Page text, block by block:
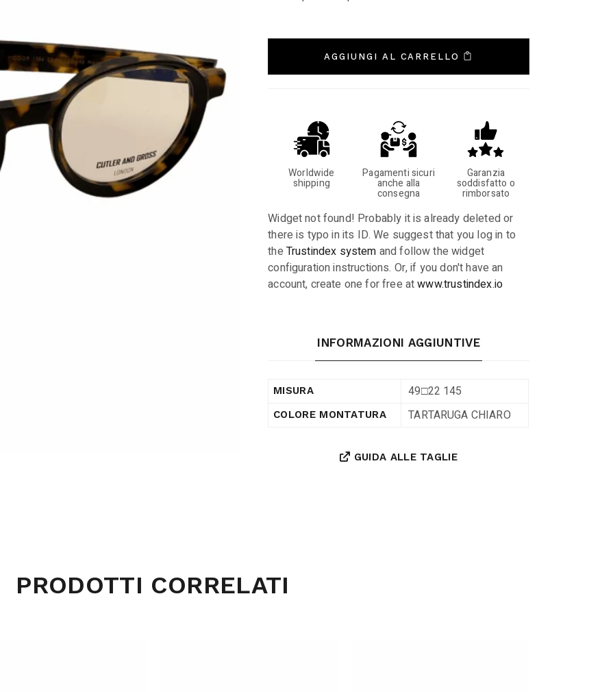
AGGIUNGI AL CARRELLO
Worldwide
shipping
Pagamenti sicuri
anche alla
consegna
Garanzia
soddisfatto o
rimborsato
Widget not found! Probably it is already deleted or
there is typo in its ID. We suggest that you log in to
the Trustindex system and follow the widget
configuration instructions. Or, if you don't have an
account, create one for free atwww.trustindex.io
INFORMAZIONI AGGIUNTIVE
MISURA 49□22 145
COLORE MONTATURA TARTARUGA CHIARO
GUIDA ALLE TAGLIE
PRODOTTI CORRELATI